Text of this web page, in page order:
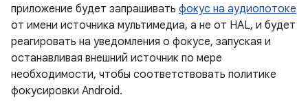
приложение будет запрашивать фокус на аудиопотоке
от имени источника мультимедиа, а не от HAL, и будет
реагировать на уведомления о фокусе, запуская и
останавливая внешний источник по мере
необходимости, чтобы соответствовать политике
фокусировки Android.